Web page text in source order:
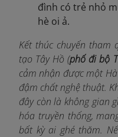
đình có trẻ nhỏ
hè oi ả.
Kết thúc chuyến tham
tạo Tây Hồ (phố đi bộ
cảm nhận được một
đậm chất nghệ thuật.
đây còn là không gian
hóa truyền thống,
bất kỳ ai ghé thăm.